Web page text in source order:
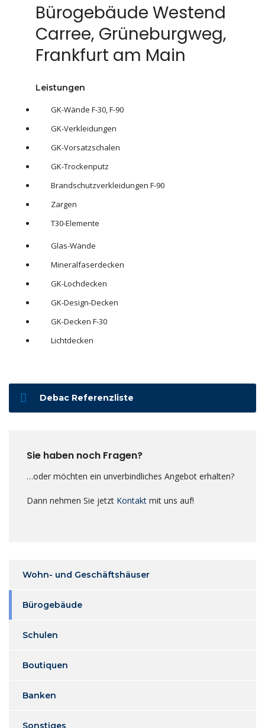
Bürogebäude Westend
Carree, Grüneburgweg,
Frankfurt am Main
Leistungen
GK-Wände F-30, F-90
GK-Verkleidungen
GK-Vorsatzschalen
GK-Trockenputz
Brandschutzverkleidungen F-90
Zargen
T30-Elemente
Glas-Wände
Mineralfaserdecken
GK-Lochdecken
GK-Design-Decken
GK-Decken F-30
Lichtdecken
Debac Referenzliste
Sie haben noch Fragen?
…oder möchten ein unverbindliches Angebot erhalten?
Dann nehmen Sie jetzt Kontakt mit uns auf!
Wohn- und Geschäftshäuser
Bürogebäude
Schulen
Boutiquen
Banken
Sonstiges